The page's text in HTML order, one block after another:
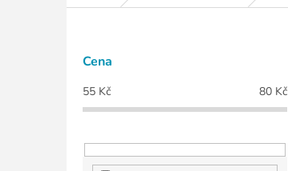
P
Cena
55 Kč 80 Kč